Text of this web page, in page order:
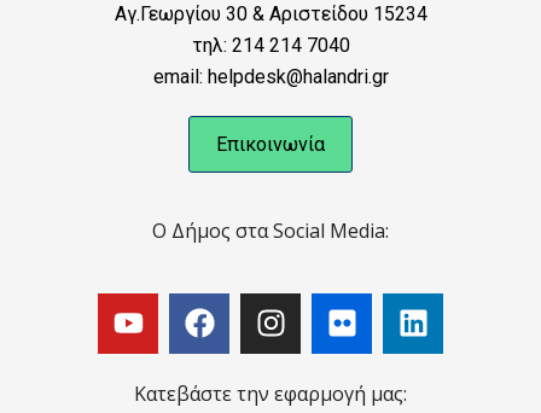
Αγ.Γεωργίου 30 & Αριστείδου 15234
τηλ: 214 214 7040
email: helpdesk@halandri.gr
Επικοινωνία
Ο Δήμος στα Social Media:
Κατεβάστε την εφαρμογή μας: